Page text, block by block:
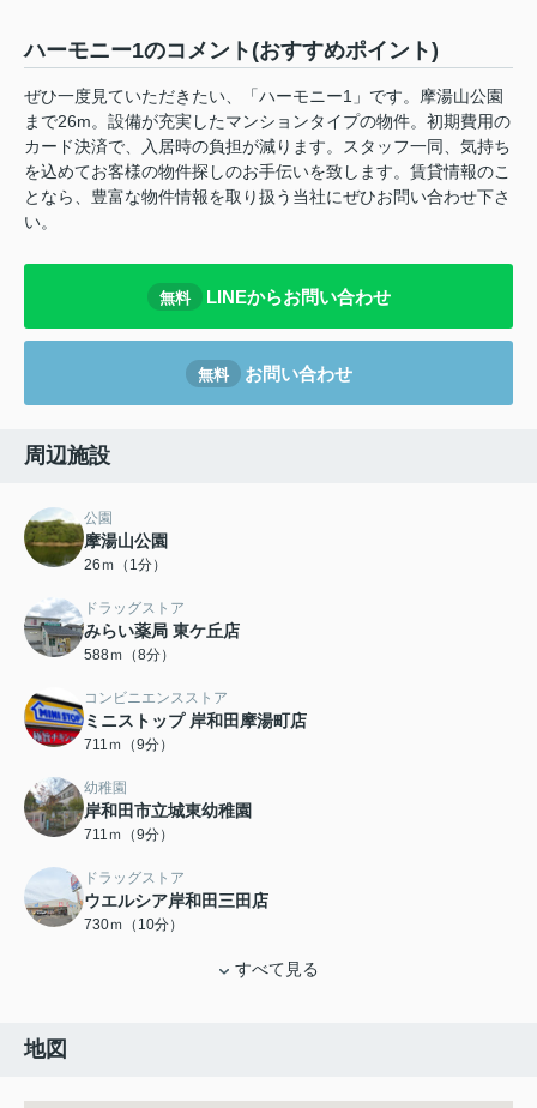
ハーモニー1のコメント(おすすめポイント)
ぜひ一度見ていただきたい、「ハーモニー1」です。摩湯山公園
まで26m。設備が充実したマンションタイプの物件。初期費用の
カード決済で、入居時の負担が減ります。スタッフ一同、気持ち
を込めてお客様の物件探しのお手伝いを致します。賃貸情報のこ
となら、豊富な物件情報を取り扱う当社にぜひお問い合わせ下さ
い。
無料 LINEからお問い合わせ
無料 お問い合わせ
周辺施設
公園
摩湯山公園
26ｍ（1分）
ドラッグストア
みらい薬局 東ケ丘店
588ｍ（8分）
コンビニエンスストア
ミニストップ 岸和田摩湯町店
711ｍ（9分）
幼稚園
岸和田市立城東幼稚園
711ｍ（9分）
ドラッグストア
ウエルシア岸和田三田店
730ｍ（10分）
すべて見る
地図